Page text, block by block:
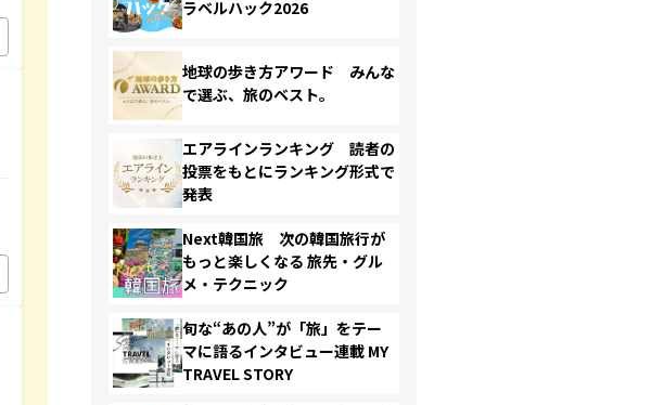
ラベルハック2026
地球の歩き方アワード みんな
で選ぶ、旅のベスト。
エアラインランキング 読者の
投票をもとにランキング形式で
発表
Next韓国旅 次の韓国旅行が
もっと楽しくなる 旅先・グル
メ・テクニック
旬な“あの人”が「旅」をテー
マに語るインタビュー連載 MY
TRAVEL STORY